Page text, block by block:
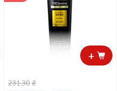
+
231.30 ₴